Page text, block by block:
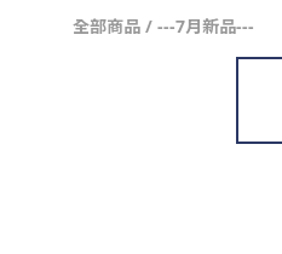
全部商品 / ---7月新品---